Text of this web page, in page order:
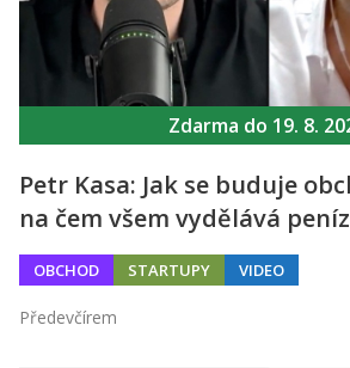
Zdarma do 19. 8.
Petr Kasa: Jak se buduje
na čem všem vydělává
OBCHOD STARTUPY VIDEO
Předevčírem